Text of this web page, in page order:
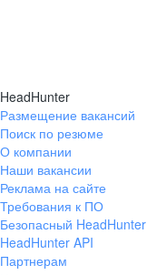
HeadHunter
Размещение вакансий
Поиск по резюме
О компании
Наши вакансии
Реклама на сайте
Требования к ПО
Безопасный HeadHunter
HeadHunter API
Партнерам